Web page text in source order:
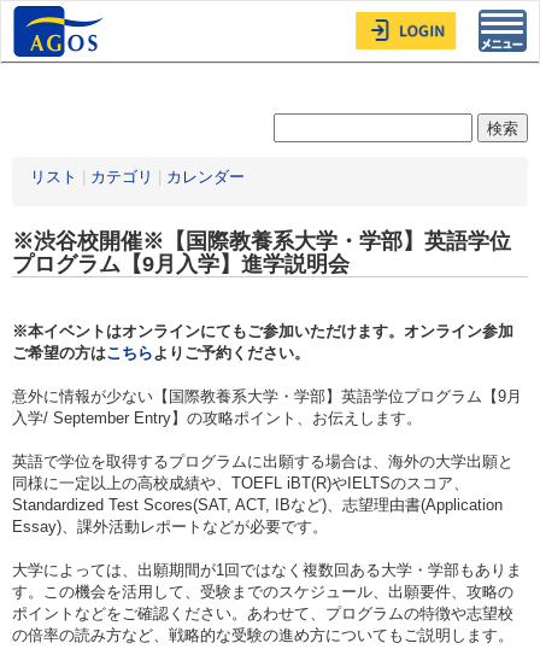
リスト カテゴリ カレンダー
※渋谷校開催※【国際教養系大学・学部】英語学位
プログラム【9月入学】進学説明会
※本イベントはオンラインにてもご参加いただけます。オンライン参加
ご希望の方はこちらよりご予約ください。
意外に情報が少ない【国際教養系大学・学部】英語学位プログラム【9月
入学/ September Entry】の攻略ポイント、お伝えします。
英語で学位を取得するプログラムに出願する場合は、海外の大学出願と
同様に一定以上の高校成績や、TOEFL iBT(R)やIELTSのスコア、
Standardized Test Scores(SAT, ACT, IBなど)、志望理由書(Application
Essay)、課外活動レポートなどが必要です。
大学によっては、出願期間が1回ではなく複数回ある大学・学部もありま
す。この機会を活用して、受験までのスケジュール、出願要件、攻略の
ポイントなどをご確認ください。あわせて、プログラムの特徴や志望校
の倍率の読み方など、戦略的な受験の進め方についてもご説明します。